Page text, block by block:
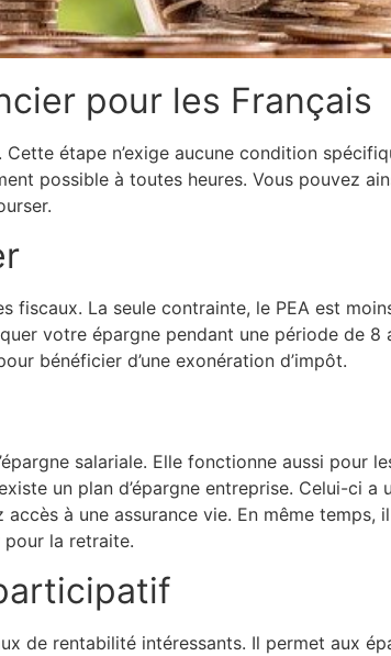
pour les Français
étape n’exige aucune condition
possible à toutes heures. Vous pouvez
La seule contrainte, le PEA est
votre épargne pendant une période de 8
bénéficier d’une exonération d’impôt.
salariale. Elle fonctionne aussi pour
un plan d’épargne entreprise. Celui-ci a
à une assurance vie. En même temps,
pour la retraite.
de rentabilité intéressants. Il permet aux